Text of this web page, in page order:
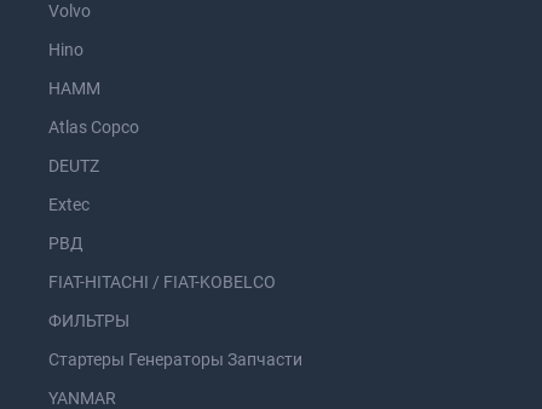
Volvo
Hino
HAMM
Atlas Copco
DEUTZ
Extec
РВД
FIAT-HITACHI / FIAT-KOBELCO
ФИЛЬТРЫ
Стартеры Генераторы Запчасти
YANMAR